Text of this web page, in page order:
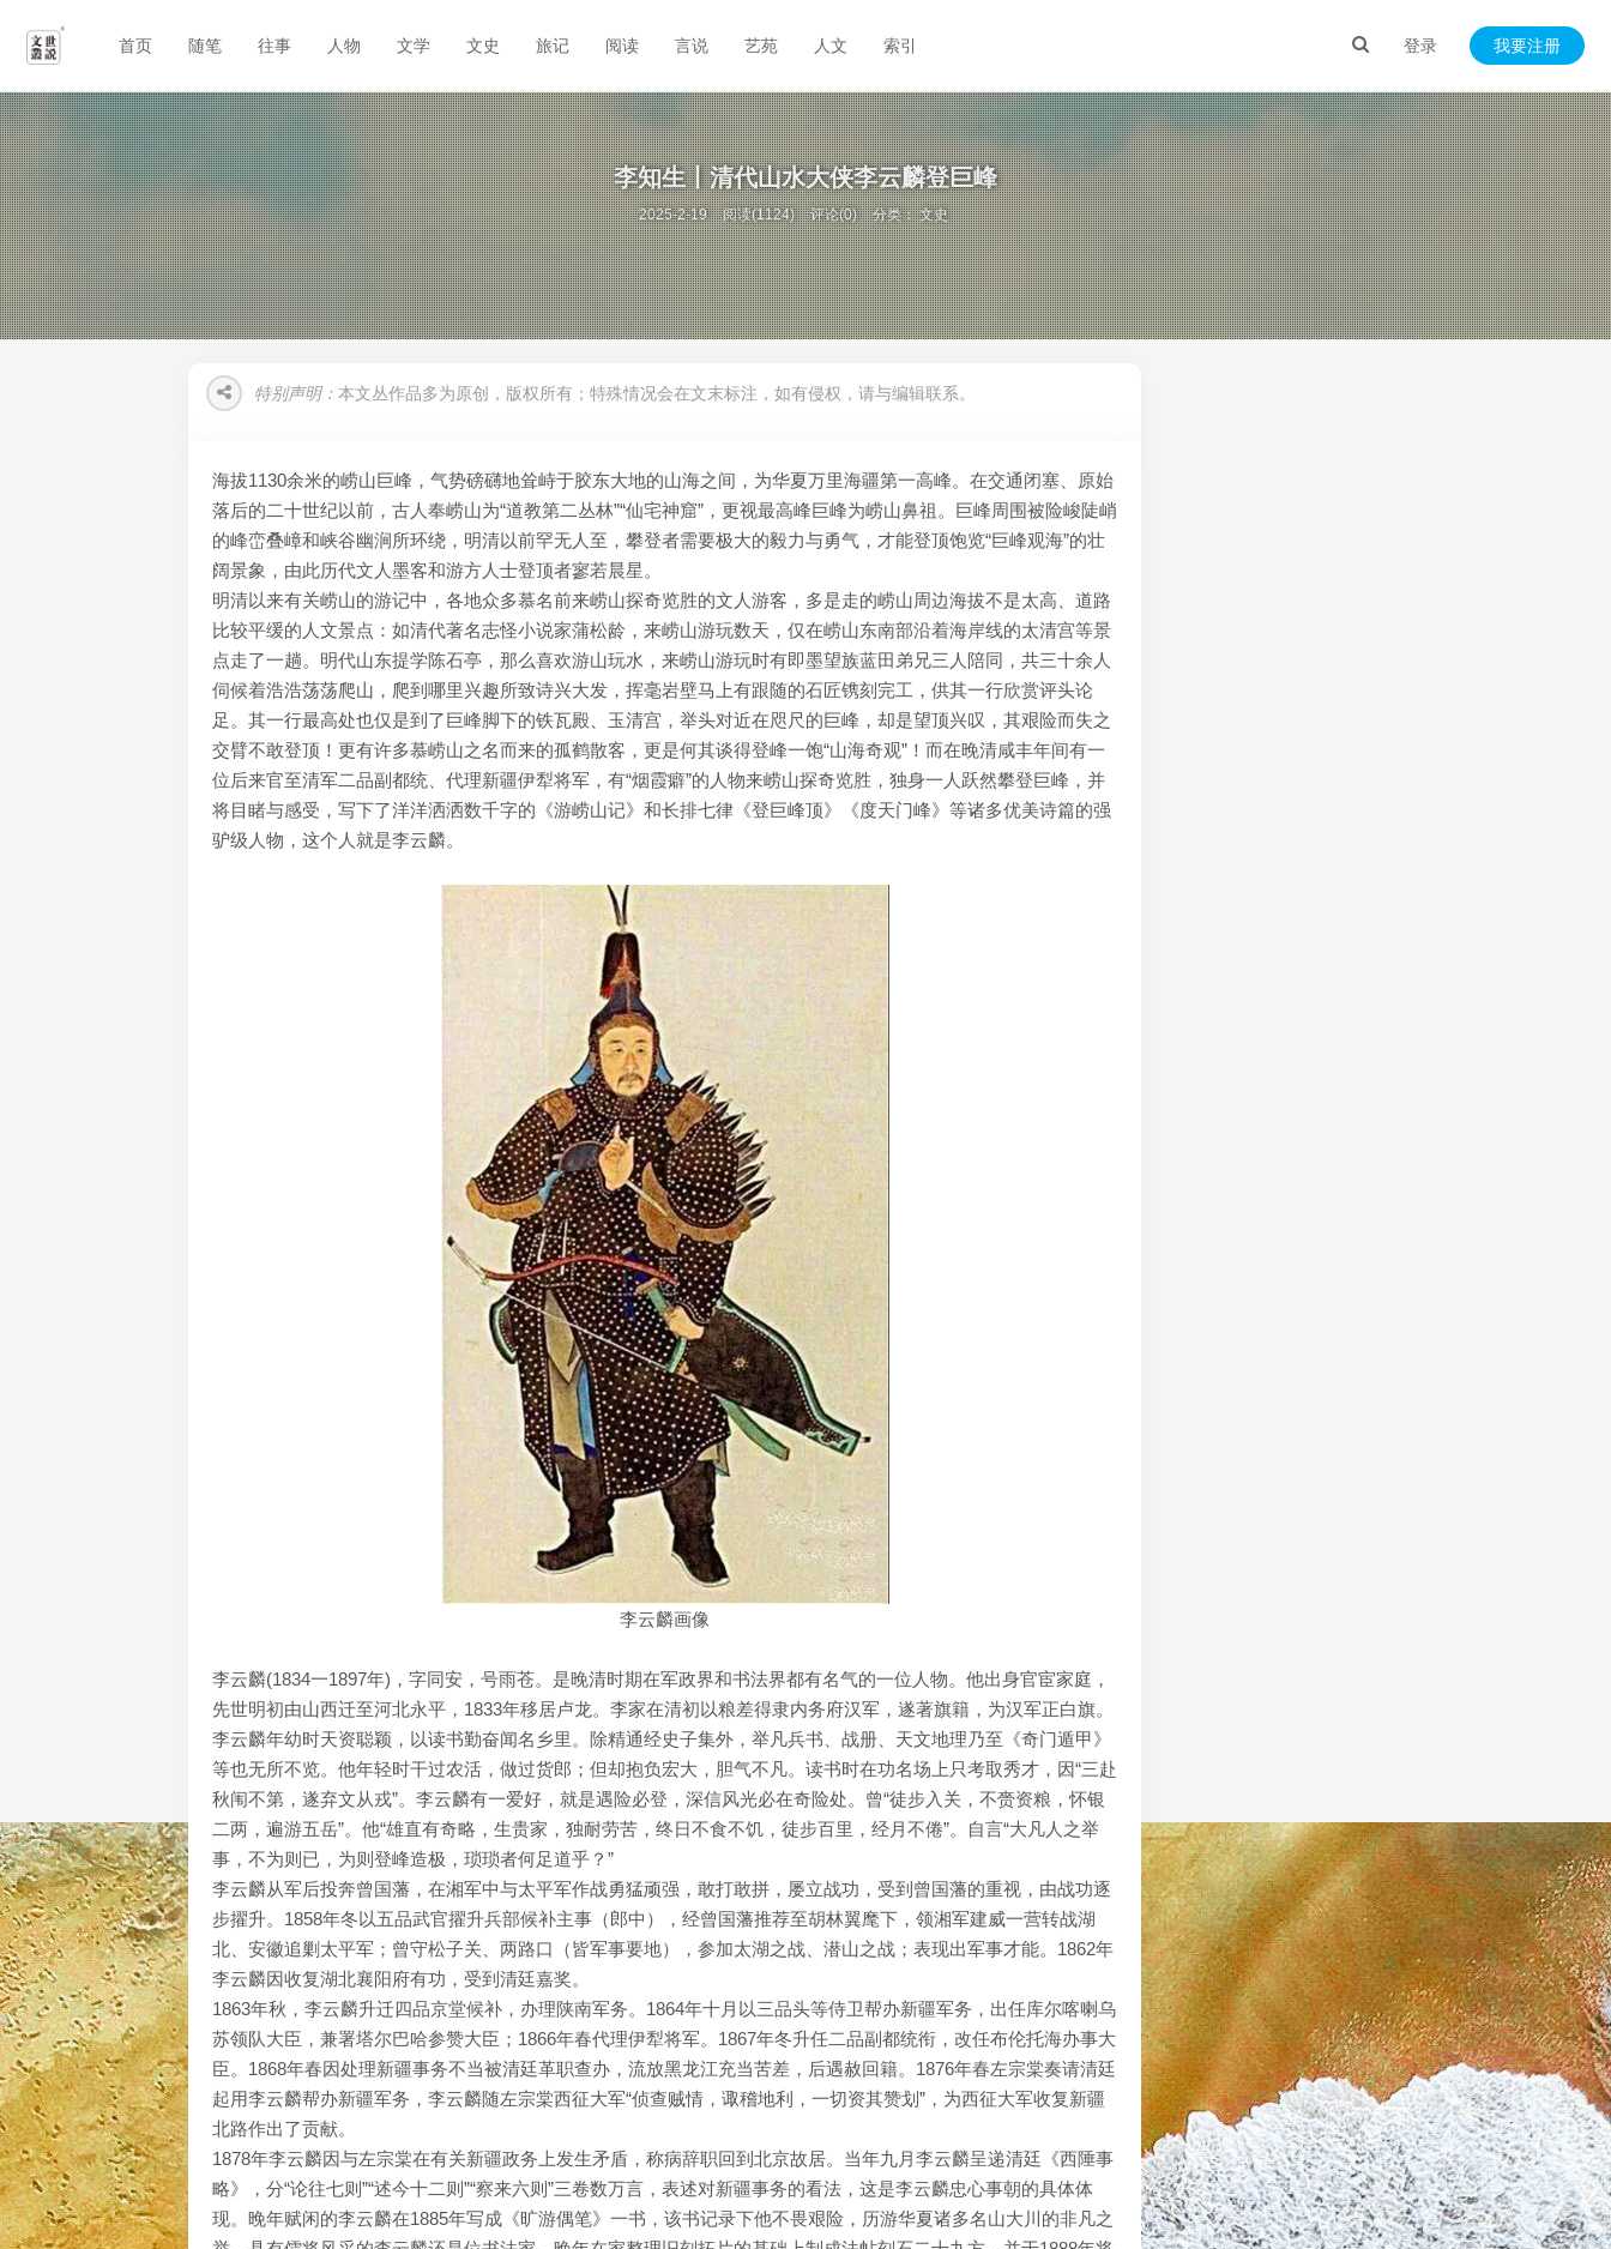
登录 我要注册
首页 随笔 往事 人物 文学 文史 旅记 阅读 言说 艺苑 人文 索引
李知生丨清代山水大侠李云麟登巨峰
2025-2-19 阅读(1124) 评论(0) 分类：文史
特别声明： 本文丛作品多为原创，版权所有；特殊情况会在文末标注，如有侵权，请与编辑联系。
海拔1130余米的崂山巨峰，气势磅礴地耸峙于胶东大地的山海之间，为华夏万里海疆第一高峰。在交通闭塞、原始
落后的二十世纪以前，古人奉崂山为“道教第二丛林”“仙宅神窟”，更视最高峰巨峰为崂山鼻祖。巨峰周围被险峻陡峭
的峰峦叠嶂和峡谷幽涧所环绕，明清以前罕无人至，攀登者需要极大的毅力与勇气，才能登顶饱览“巨峰观海”的壮
阔景象，由此历代文人墨客和游方人士登顶者寥若晨星。
明清以来有关崂山的游记中，各地众多慕名前来崂山探奇览胜的文人游客，多是走的崂山周边海拔不是太高、道路
比较平缓的人文景点：如清代著名志怪小说家蒲松龄，来崂山游玩数天，仅在崂山东南部沿着海岸线的太清宫等景
点走了一趟。明代山东提学陈石亭，那么喜欢游山玩水，来崂山游玩时有即墨望族蓝田弟兄三人陪同，共三十余人
伺候着浩浩荡荡爬山，爬到哪里兴趣所致诗兴大发，挥毫岩壁马上有跟随的石匠镌刻完工，供其一行欣赏评头论
足。其一行最高处也仅是到了巨峰脚下的铁瓦殿、玉清宫，举头对近在咫尺的巨峰，却是望顶兴叹，其艰险而失之
交臂不敢登顶！更有许多慕崂山之名而来的孤鹤散客，更是何其谈得登峰一饱“山海奇观”！而在晚清咸丰年间有一
位后来官至清军二品副都统、代理新疆伊犁将军，有“烟霞癖”的人物来崂山探奇览胜，独身一人跃然攀登巨峰，并
将目睹与感受，写下了洋洋洒洒数千字的《游崂山记》和长排七律《登巨峰顶》《度天门峰》等诸多优美诗篇的强
驴级人物，这个人就是李云麟。
李云麟画像
李云麟(1834一1897年)，字同安，号雨苍。是晚清时期在军政界和书法界都有名气的一位人物。他出身官宦家庭，
先世明初由山西迁至河北永平，1833年移居卢龙。李家在清初以粮差得隶内务府汉军，遂著旗籍，为汉军正白旗。
李云麟年幼时天资聪颖，以读书勤奋闻名乡里。除精通经史子集外，举凡兵书、战册、天文地理乃至《奇门遁甲》
等也无所不览。他年轻时干过农活，做过货郎；但却抱负宏大，胆气不凡。读书时在功名场上只考取秀才，因“三赴
秋闱不第，遂弃文从戎”。李云麟有一爱好，就是遇险必登，深信风光必在奇险处。曾“徒步入关，不赍资粮，怀银
二两，遍游五岳”。他“雄直有奇略，生贵家，独耐劳苦，终日不食不饥，徒步百里，经月不倦”。自言“大凡人之举
事，不为则已，为则登峰造极，琐琐者何足道乎？”
李云麟从军后投奔曾国藩，在湘军中与太平军作战勇猛顽强，敢打敢拼，屡立战功，受到曾国藩的重视，由战功逐
步擢升。1858年冬以五品武官擢升兵部候补主事（郎中），经曾国藩推荐至胡林翼麾下，领湘军建威一营转战湖
北、安徽追剿太平军；曾守松子关、两路口（皆军事要地），参加太湖之战、潜山之战；表现出军事才能。1862年
李云麟因收复湖北襄阳府有功，受到清廷嘉奖。
1863年秋，李云麟升迁四品京堂候补，办理陕南军务。1864年十月以三品头等侍卫帮办新疆军务，出任库尔喀喇乌
苏领队大臣，兼署塔尔巴哈参赞大臣；1866年春代理伊犁将军。1867年冬升任二品副都统衔，改任布伦托海办事大
臣。1868年春因处理新疆事务不当被清廷革职查办，流放黑龙江充当苦差，后遇赦回籍。1876年春左宗棠奏请清廷
起用李云麟帮办新疆军务，李云麟随左宗棠西征大军“侦查贼情，诹稽地利，一切资其赞划”，为西征大军收复新疆
北路作出了贡献。
1878年李云麟因与左宗棠在有关新疆政务上发生矛盾，称病辞职回到北京故居。当年九月李云麟呈递清廷《西陲事
略》，分“论往七则”“述今十二则”“察来六则”三卷数万言，表述对新疆事务的看法，这是李云麟忠心事朝的具体体
现。晚年赋闲的李云麟在1885年写成《旷游偶笔》一书，该书记录下他不畏艰险，历游华夏诸多名山大川的非凡之